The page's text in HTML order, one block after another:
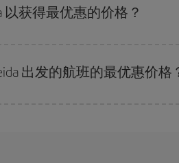
获得最优惠的价格？
出发的航班的最优惠价格